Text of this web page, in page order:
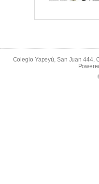
Colegio Yapeyú, San Juan 444,